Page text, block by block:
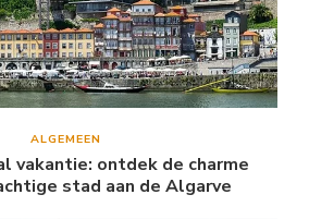
ALGEMEEN
vakantie: ontdek de charme
stad aan de Algarve